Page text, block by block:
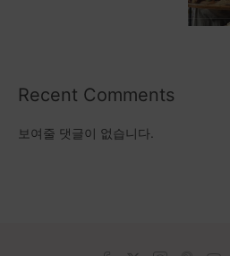
Recent Comments
보여줄 댓글이 없습니다.